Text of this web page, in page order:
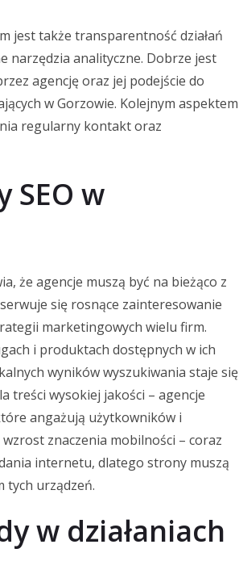
jest także transparentność działań
narzędzia analityczne. Dobrze jest
agencję oraz jej podejście do
w Gorzowie. Kolejnym aspektem
regularny kontakt oraz
SEO w
że agencje muszą być na bieżąco z
się rosnące zainteresowanie
marketingowych wielu firm.
i produktach dostępnych w ich
wyników wyszukiwania staje się
treści wysokiej jakości – agencje
angażują użytkowników i
znaczenia mobilności – coraz
internetu, dlatego strony muszą
tych urządzeń.
w działaniach